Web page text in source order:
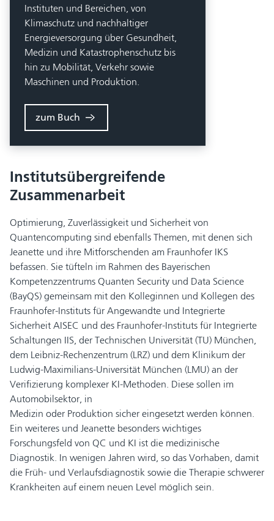
Instituten und Bereichen, von
Klimaschutz und nachhaltiger
Energieversorgung über Gesundheit,
Medizin und Katastrophenschutz bis
hin zu Mobilität, Verkehr sowie
Maschinen und Produktion.
zum Buch
Institutsübergreifende
Zusammenarbeit
Optimierung, Zuverlässigkeit und Sicherheit von
Quantencomputing sind ebenfalls Themen, mit denen sich
Jeanette und ihre Mitforschenden am Fraunhofer IKS
befassen. Sie tüfteln im Rahmen des Bayerischen
Kompetenzzentrums Quanten Security und Data Science
(BayQS) gemeinsam mit den Kolleginnen und Kollegen des
Fraunhofer-Instituts für Angewandte und Integrierte
Sicherheit AISEC und des Fraunhofer-Instituts für Integrierte
Schaltungen IIS, der Technischen Universität (TU) München,
dem Leibniz-Rechenzentrum (LRZ) und dem Klinikum der
Ludwig-Maximilians-Universität München (LMU) an der
Verifizierung komplexer KI-Methoden. Diese sollen im
Automobilsektor, in
Medizin oder Produktion sicher eingesetzt werden können.
Ein weiteres und Jeanette besonders wichtiges
Forschungsfeld von QC und KI ist die medizinische
Diagnostik. In wenigen Jahren wird, so das Vorhaben, damit
die Früh- und Verlaufsdiagnostik sowie die Therapie schwerer
Krankheiten auf einem neuen Level möglich sein.